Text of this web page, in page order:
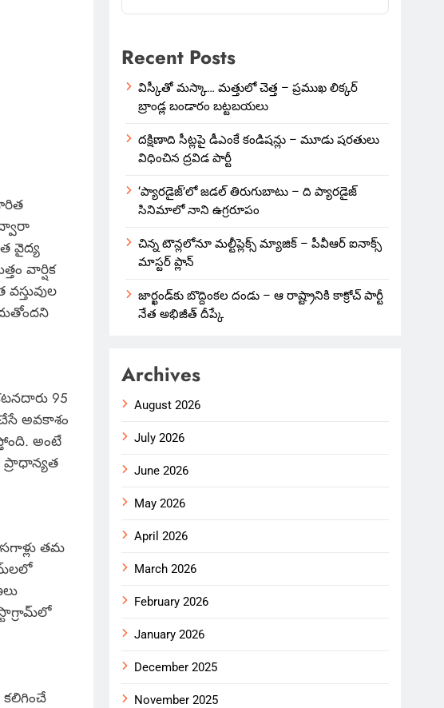
ద్వారా
వైద్య
వార్షిక
95
అవకాశం
అంటే
తమ
Recent Posts
విస్కీతో మస్కా… మత్తులో చెత్త – ప్రముఖ లిక్కర్
బ్రాండ్ల బండారం బట్టబయలు
దక్షిణాది సీట్లపై డీఎంకే కండిషన్లు – మూడు షరతులు
విధించిన ద్రవిడ పార్టీ
‘ప్యారడైజ్’లో జడల్ తిరుగుబాటు – ది ప్యారడైజ్
సినిమాలో నాని ఉగ్రరూపం
చిన్న టౌన్లలోనూ మల్టీప్లెక్స్‌ మ్యాజిక్ – పీవీఆర్ ఐనాక్స్
మాస్టర్ ప్లాన్
జార్ఖండ్‌కు బొద్దింకల దండు – ఆ రాష్ట్రానికి కాక్రోచ్ పార్టీ
నేత అభిజీత్ దీప్కే
Archives
August 2026
July 2026
June 2026
May 2026
April 2026
March 2026
February 2026
January 2026
December 2025
November 2025